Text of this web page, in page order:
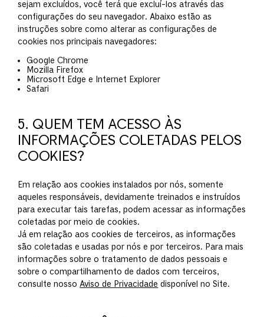
sejam excluídos, você terá que excluí-los através das
configurações do seu navegador. Abaixo estão as
instruções sobre como alterar as configurações de
cookies nos principais navegadores:
Google Chrome
Mozilla Firefox
Microsoft Edge e Internet Explorer
Safari
5. QUEM TEM ACESSO ÀS
INFORMAÇÕES COLETADAS PELOS
COOKIES?
Em relação aos cookies instalados por nós, somente
aqueles responsáveis, devidamente treinados e instruídos
para executar tais tarefas, podem acessar as informações
coletadas por meio de cookies.
Já em relação aos cookies de terceiros, as informações
são coletadas e usadas por nós e por terceiros. Para mais
informações sobre o tratamento de dados pessoais e
sobre o compartilhamento de dados com terceiros,
consulte nossoAviso de Privacidade disponível no Site.